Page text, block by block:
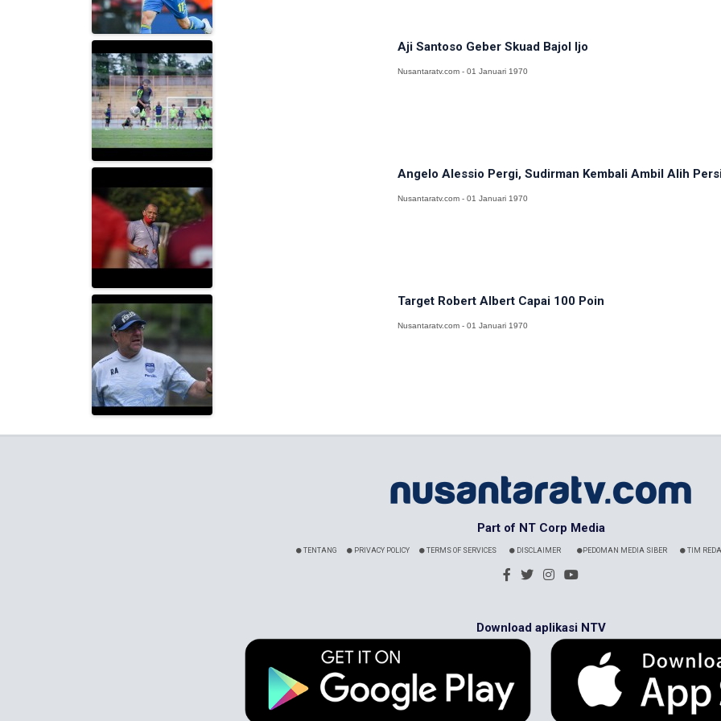
Aji Santoso Geber Skuad Bajol Ijo
Nusantaratv.com - 01 Januari 1970
Angelo Alessio Pergi, Sudirman Kembali Ambil Alih
Nusantaratv.com - 01 Januari 1970
Target Robert Albert Capai 100 Poin
Nusantaratv.com - 01 Januari 1970
Part of NT Corp Media
TENTANG PRIVACY POLICY TERMS OF SERVICES DISCLAIMER PEDOMAN MEDIA SIBER TIM
Download aplikasi NTV